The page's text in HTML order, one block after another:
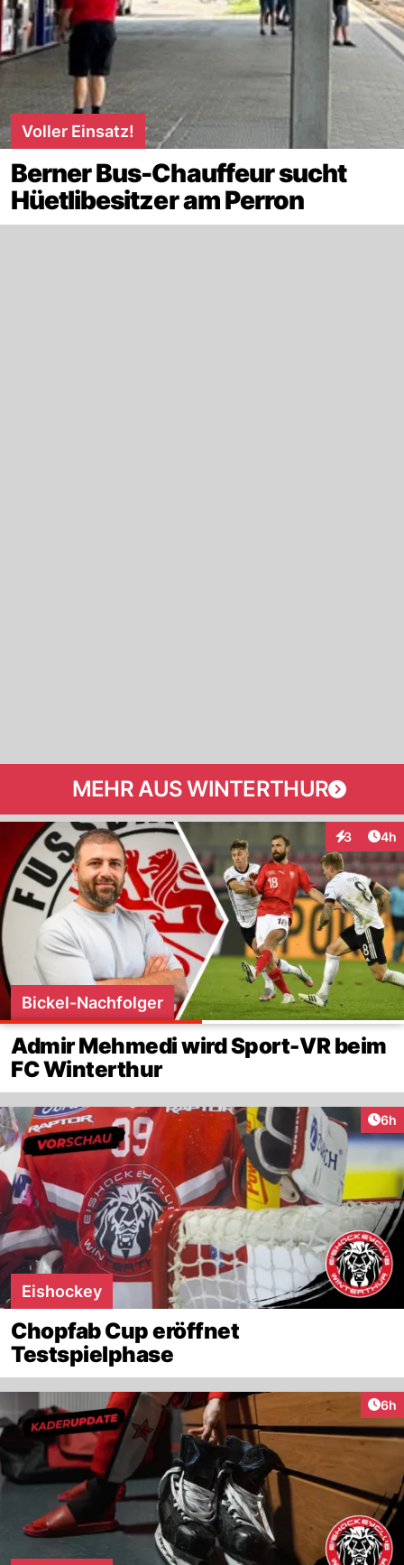
Voller Einsatz!
Berner Bus-Chauffeur sucht
Hüetlibesitzer am Perron
MEHR AUS WINTERTHUR
3 4h
Bickel-Nachfolger
Admir Mehmedi wird Sport-VR beim
FC Winterthur
6h
Eishockey
Chopfab Cup eröffnet
Testspielphase
6h